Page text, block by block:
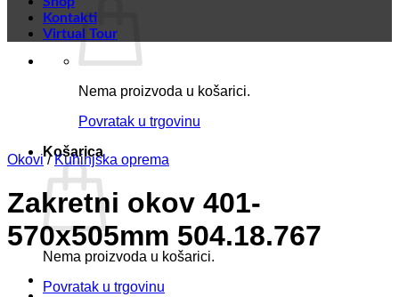
Nema proizvoda u košarici.
Povratak u trgovinu
Košarica
Nema proizvoda u košarici.
Povratak u trgovinu
Kontakti
Virtual Tour
Okovi / Kuhinjska oprema
Zakretni okov 401-
570x505mm 504.18.767